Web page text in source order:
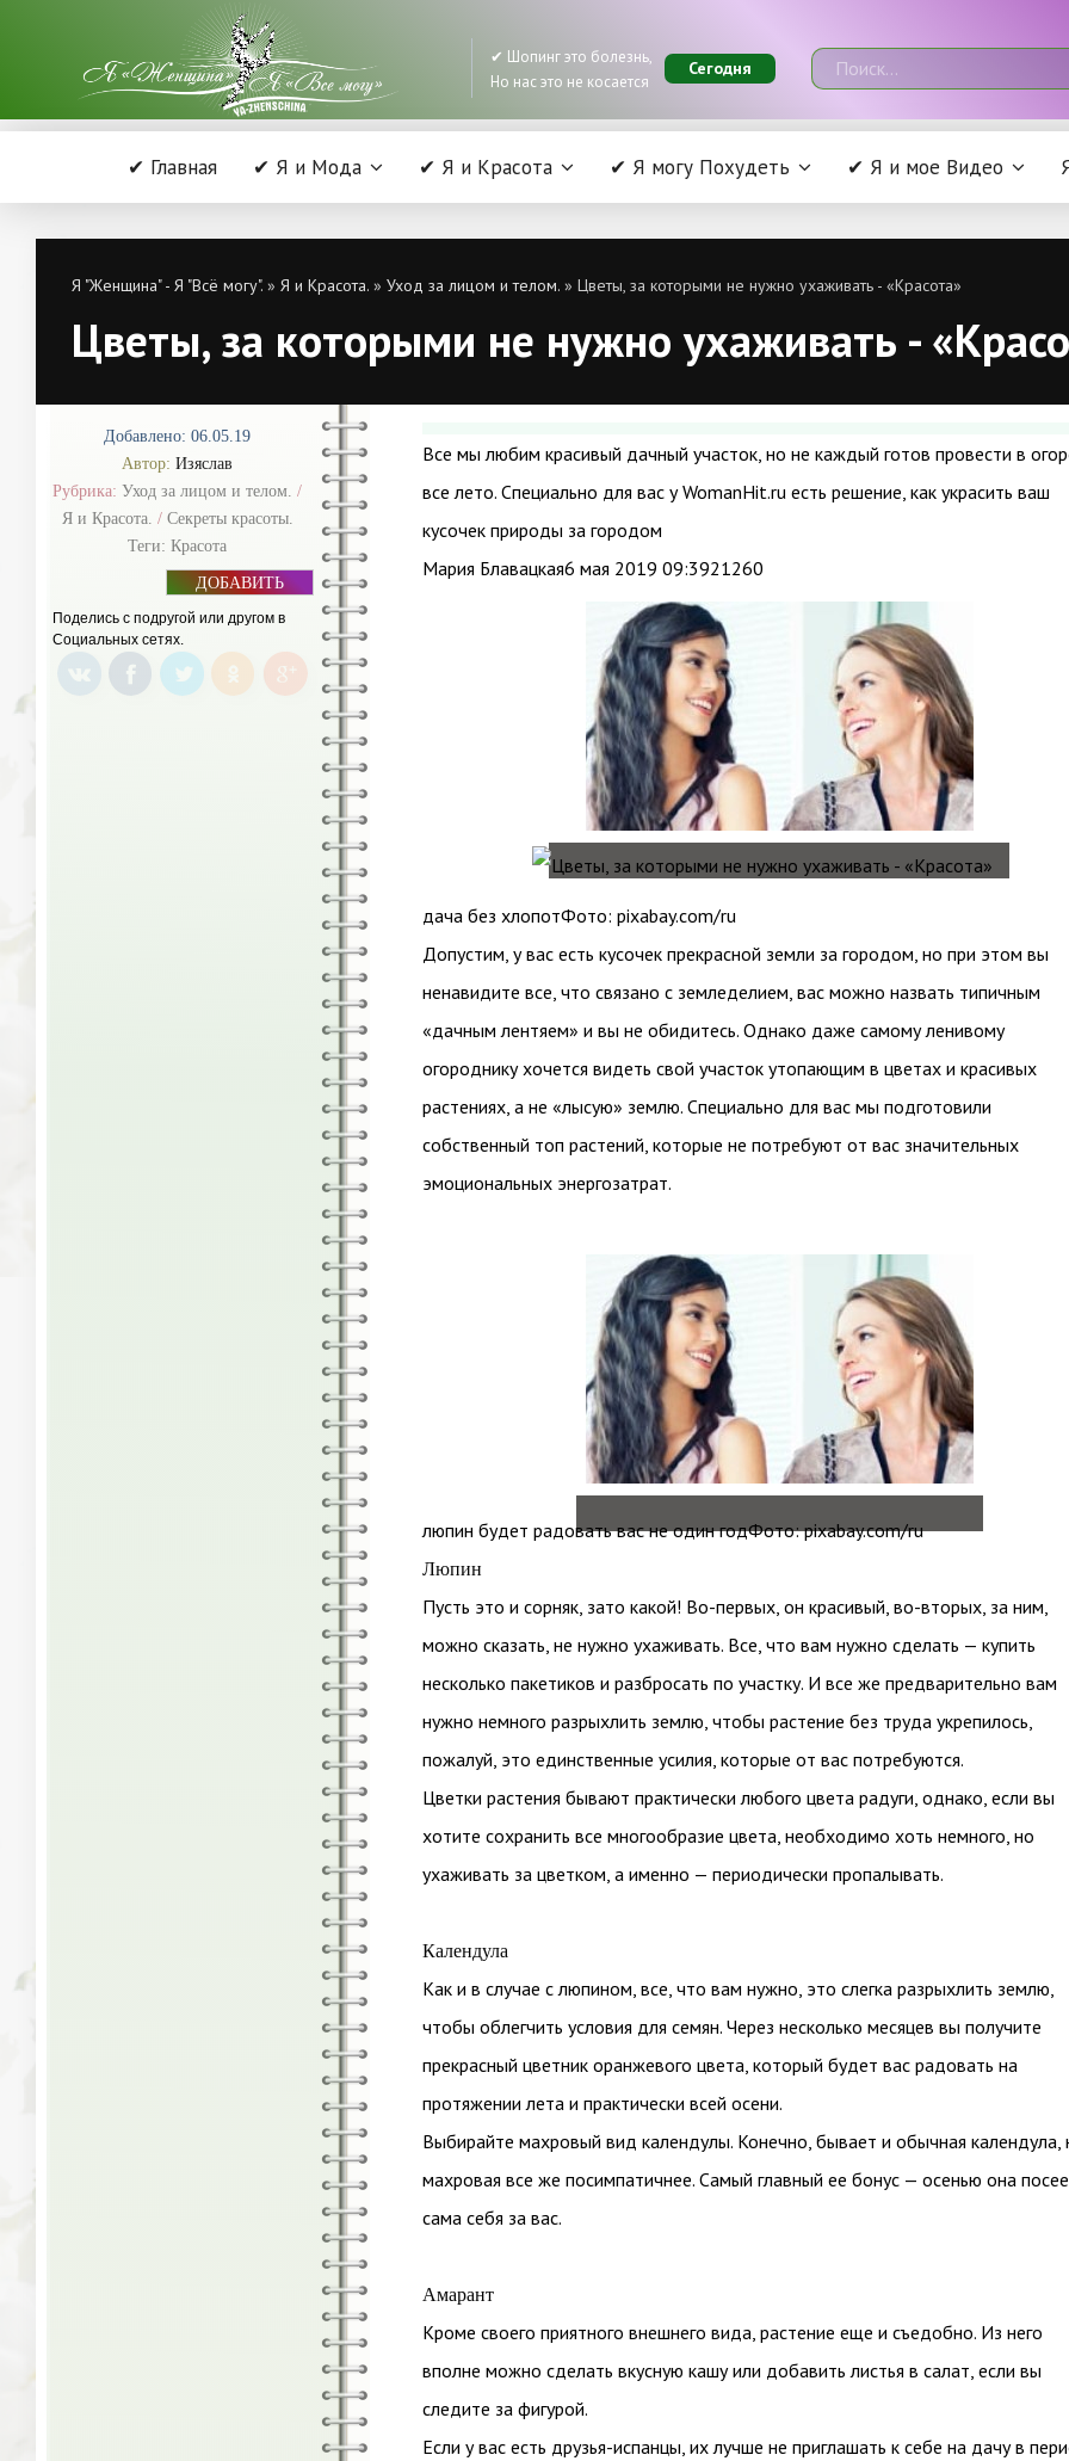
✔ Шопинг это болезнь,
Но нас это не косается
Сегодня
✔ Главная ✔ Я и Мода ✔ Я и Красота ✔ Я могу Похудеть ✔ Я и мое Видео
Я "Женщина" - Я "Всё могу". » Я и Красота. » Уход за лицом и телом. » Цветы, за которыми не нужно ухаживать - «Красота»
Цветы, за которыми не нужно ухаживать -
Добавлено: 06.05.19
Автор: Изяслав
Рубрика: Уход за лицом и телом. /
Я и Красота. / Секреты красоты.
Теги: Красота
ДОБАВИТЬ
Поделись с подругой или другом в
Социальных сетях.
Все мы любим красивый дачный участок, но не каждый готов провести в
все лето. Специально для вас у WomanHit.ru есть решение, как украсить ваш
кусочек природы за городом
Мария Блавацкая6 мая 2019 09:3921260
дача без хлопотФото: pixabay.com/ru
Допустим, у вас есть кусочек прекрасной земли за городом, но при этом вы
ненавидите все, что связано с земледелием, вас можно назвать типичным
«дачным лентяем» и вы не обидитесь. Однако даже самому ленивому
огороднику хочется видеть свой участок утопающим в цветах и красивых
растениях, а не «лысую» землю. Специально для вас мы подготовили
собственный топ растений, которые не потребуют от вас значительных
эмоциональных энергозатрат.
люпин будет радовать вас не один годФото: pixabay.com/ru
Люпин
Пусть это и сорняк, зато какой! Во-первых, он красивый, во-вторых, за ним,
можно сказать, не нужно ухаживать. Все, что вам нужно сделать — купить
несколько пакетиков и разбросать по участку. И все же предварительно вам
нужно немного разрыхлить землю, чтобы растение без труда укрепилось,
пожалуй, это единственные усилия, которые от вас потребуются.
Цветки растения бывают практически любого цвета радуги, однако, если вы
хотите сохранить все многообразие цвета, необходимо хоть немного, но
ухаживать за цветком, а именно — периодически пропалывать.
Календула
Как и в случае с люпином, все, что вам нужно, это слегка разрыхлить землю,
чтобы облегчить условия для семян. Через несколько месяцев вы получите
прекрасный цветник оранжевого цвета, который будет вас радовать на
протяжении лета и практически всей осени.
Выбирайте махровый вид календулы. Конечно, бывает и обычная календула,
махровая все же посимпатичнее. Самый главный ее бонус — осенью она
сама себя за вас.
Амарант
Кроме своего приятного внешнего вида, растение еще и съедобно. Из него
вполне можно сделать вкусную кашу или добавить листья в салат, если вы
следите за фигурой.
Если у вас есть друзья-испанцы, их лучше не приглашать к себе на дачу в